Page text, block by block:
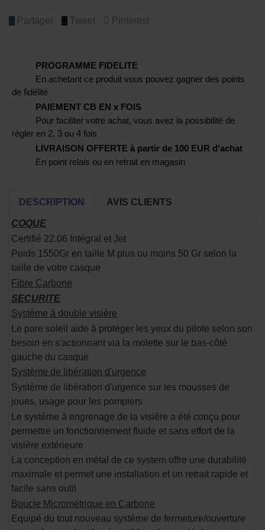
Partager Tweet Pinterest
PROGRAMME FIDELITE
En achetant ce produit vous pouvez gagner des points
de fidélité
PAIEMENT CB EN x FOIS
Pour faciliter votre achat, vous avez la possibilité de
régler en 2, 3 ou 4 fois
LIVRAISON OFFERTE à partir de 100 EUR d'achat
En point relais ou en retrait en magasin
DESCRIPTION AVIS CLIENTS
COQUE
Certifié 22.06 Intégral et Jet
Poids 1550Gr en taille M plus ou moins 50 Gr selon la
taille de votre casque
Fibre Carbone
SECURITE
Système à double visière
Le pare soleil aide à protéger les yeux du pilote selon son
besoin en s'actionnant via la molette sur le bas-côté
gauche du casque
Système de libération d'urgence
Système de libération d'urgence sur les mousses de
joues, usage pour les pompiers
Le système à engrenage de la visière a été conçu pour
permettre un fonctionnement fluide et sans effort de la
visière extérieure
La conception en métal de ce system offre une durabilité
maximale et permet une installation et un retrait rapide et
facile sans outil
Boucle Micrométrique en Carbone
Equipé du tout nouveau système de fermeture/ouverture